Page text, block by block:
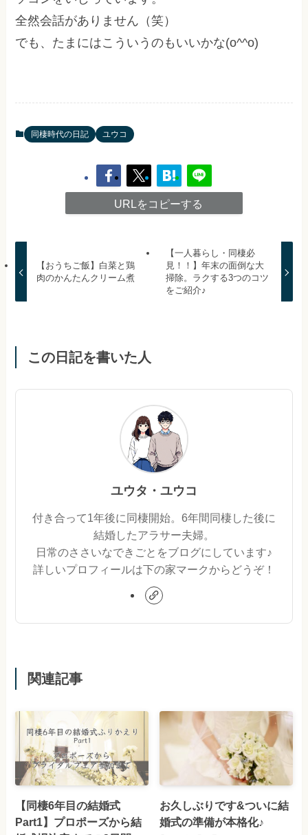
全然会話がありません（笑）
でも、たまにはこういうのもいいかな(o^^o)
同棲時代の日記 ユウコ
URLをコピーする
【おうちご飯】白菜と鶏
肉のかんたんクリーム煮
【一人暮らし・同棲必
見！！】年末の面倒な大
掃除。ラクする3つのコツ
をご紹介♪
この日記を書いた人
ユウタ・ユウコ
付き合って1年後に同棲開始。6年間同棲した後に
結婚したアラサー夫婦。
日常のささいなできごとをブログにしています♪
詳しいプロフィールは下の家マークからどうぞ！
関連記事
【同棲6年目の結婚式
Part1】プロポーズから結
お久しぶりです&ついに結
婚式の準備が本格化♪